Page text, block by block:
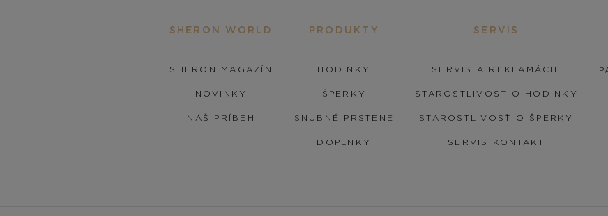
SHERON WORLD
SHERON MAGAZÍN
NOVINKY
NÁŠ PRÍBEH
PRODUKTY
HODINKY
ŠPERKY
SNUBNÉ PRSTENE
DOPLNKY
SERVIS
SERVIS A REKLAMÁCIE
STAROSTLIVOSŤ O HODINKY
STAROSTLIVOSŤ O ŠPERKY
SERVIS KONTAKT